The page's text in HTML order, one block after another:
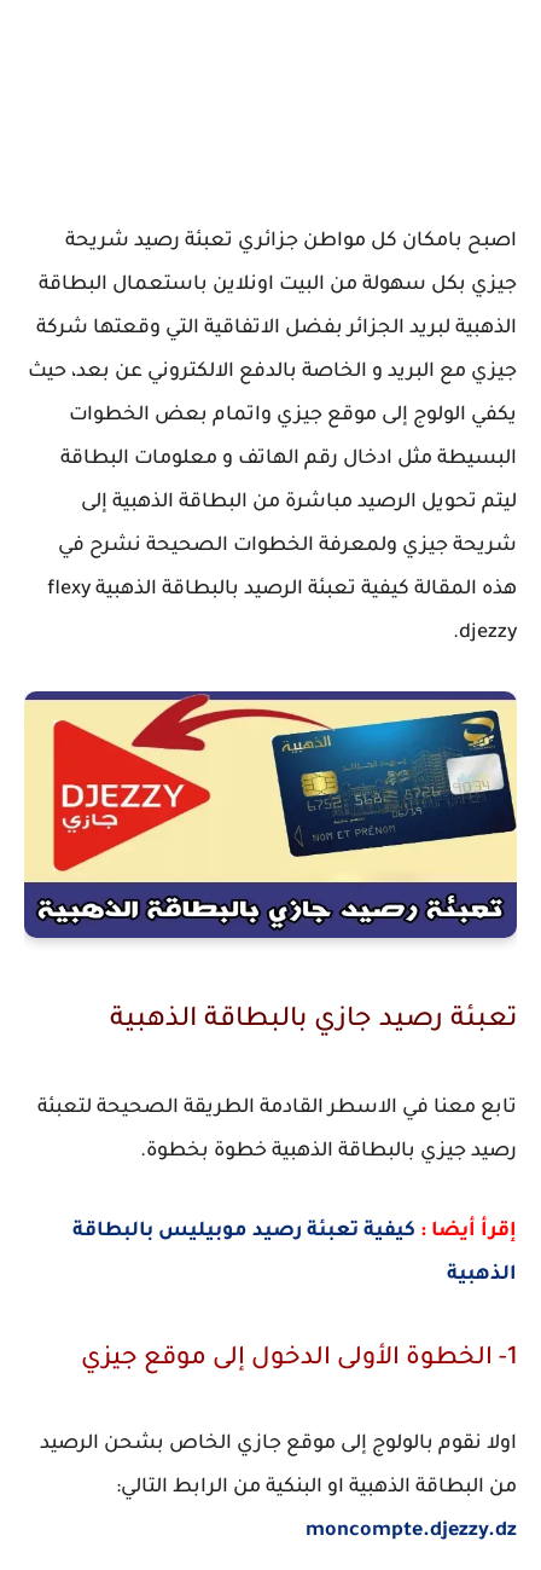
اصبح بامكان كل مواطن جزائري تعبئة رصيد شريحة
جيزي بكل سهولة من البيت اونلاين باستعمال البطاقة
الذهبية لبريد الجزائر بفضل الاتفاقية التي وقعتها شركة
جيزي مع البريد و الخاصة بالدفع الالكتروني عن بعد، حيث
يكفي الولوج إلى موقع جيزي واتمام بعض الخطوات
البسيطة مثل ادخال رقم الهاتف و معلومات البطاقة
ليتم تحويل الرصيد مباشرة من البطاقة الذهبية إلى
شريحة جيزي ولمعرفة الخطوات الصحيحة نشرح في
هذه المقالة كيفية تعبئة الرصيد بالبطاقة الذهبية flexy
djezzy.
تعبئة رصيد جازي بالبطاقة الذهبية
تابع معنا في الاسطر القادمة الطريقة الصحيحة لتعبئة
رصيد جيزي بالبطاقة الذهبية خطوة بخطوة.
إقرأ أيضا : كيفية تعبئة رصيد موبيليس بالبطاقة
الذهبية
1- الخطوة الأولى الدخول إلى موقع جيزي
اولا نقوم بالولوج إلى موقع جازي الخاص بشحن الرصيد
من البطاقة الذهبية او البنكية من الرابط التالي:
moncompte.djezzy.dz